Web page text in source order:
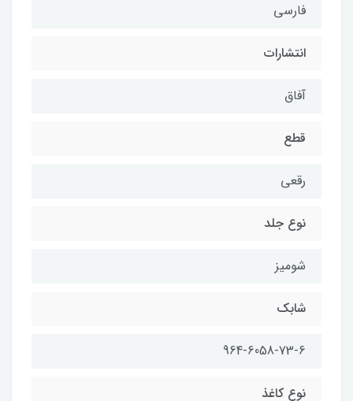
فارسی
انتشارات
آفاق
قطع
رقعی
نوع جلد
شومیز
شابک
964-6058-73-6
نوع کاغذ